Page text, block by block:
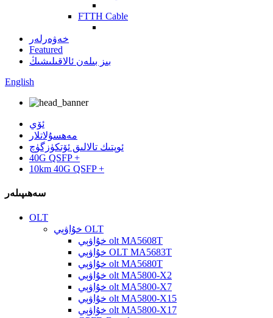
FTTH Cable
خەۋەرلەر
Featured
بىز بىلەن ئالاقىلىشىڭ
English
ئۆي
مەھسۇلاتلار
ئوپتىك تالالىق ئۆتكۈزگۈچ
40G QSFP +
10km 40G QSFP +
سەھىپىلەر
OLT
خۇاۋېي OLT
خۇاۋېي olt MA5608T
خۇاۋېي OLT MA5683T
خۇاۋېي olt MA5680T
خۇاۋېي olt MA5800-X2
خۇاۋېي olt MA5800-X7
خۇاۋېي olt MA5800-X15
خۇاۋېي olt MA5800-X17